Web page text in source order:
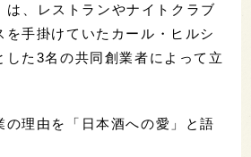
は、レストランやナイトクラブ
を手掛けていたカール・ヒルシ
した3名の共同創業者によって立
の理由を「日本酒への愛」と語